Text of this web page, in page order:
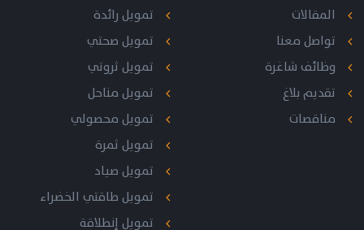
المقالات
تواصل معنا
وظائف شاغرة
تقديم بلاغ
مناقصات
تمويل رائدة
تمويل صحتي
تمويل ثروتي
تمويل مناحل
تمويل محصولي
تمويل ثمرة
تمويل صياد
تمويل طاقتي الخضراء
تمويل إنطلاقة